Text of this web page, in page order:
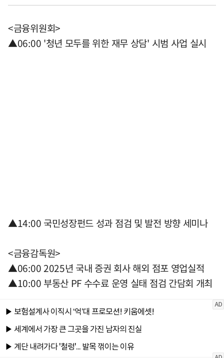
<금융위원회>
▲06:00 '청년 모두를 위한 재무 상담' 시범 사업 실시
▲14:00 국민성장펀드 성과 점검 및 발전 방향 세미나
<금융감독원>
▲06:00 2025년 국내 증권 회사 해외 점포 영업실적
▲10:00 부동산 PF 수수료 운영 실태 점검 간담회 개최